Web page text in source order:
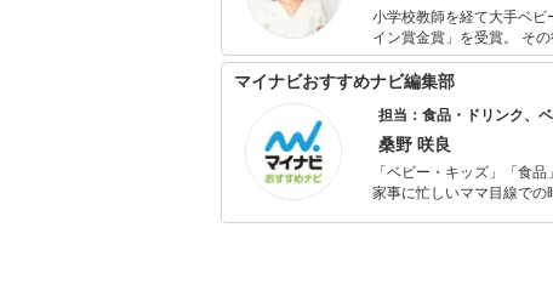
小学校教師を経て大手ベ
イン賞金賞」を受賞。 その後育児関連カタログ誌のバイヤー職などを経て、現在はベビーグッズ・コ
ンシェルジュとして延べ
ゃんの事故を減らすために
賞。 メディア歴：NHK
マイナビおすすめナビ編集部
担当：食品・ドリンク、
桑野 咲良
「ベビー・キッズ」「食
家事に忙しいママ目線で